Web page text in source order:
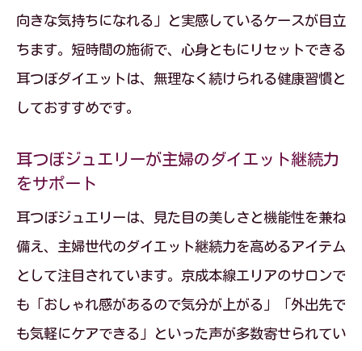
説
耳つぼダイエットの効果は科学的にも認
められている
耳つぼダイエットで代謝アップと食欲抑
耳つぼダイエットの仕組みと自律神経へ
耳つぼダイエットはなぜ主婦世代に選ば
れているか
耳つぼダイエットの効果を最大化するポ
イントを解説
向きな気持ちになれる」と実感しているケースが目立
ちます。短時間の施術で、心身ともにリセットできる
耳つぼダイエットは、無理なく続けられる健康習慣と
しておすすめです。
耳つぼジュエリーが主婦のダイエット継続力
をサポート
耳つぼジュエリーは、見た目の美しさと機能性を兼ね
備え、主婦世代のダイエット継続力を高めるアイテム
として注目されています。京成本線エリアのサロンで
も「おしゃれ感があるので気分が上がる」「外出先で
も気軽にケアできる」といった声が多数寄せられてい